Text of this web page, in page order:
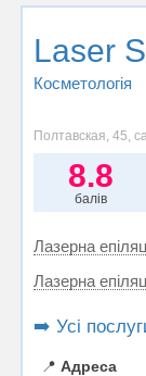
Laser
Косметологія
Полтавская, 45,
8.8
балів
Лазерна
Лазерна
➡️ Усі
📍 Адреса